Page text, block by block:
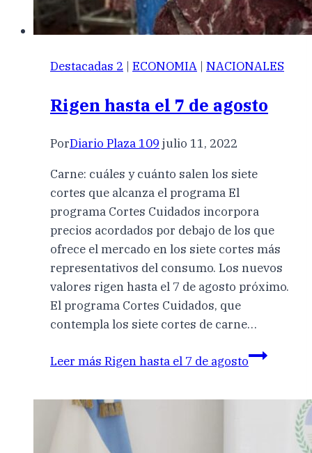
Destacadas 2 | ECONOMIA | NACIONALES
Rigen hasta el 7 de agosto
PorDiario Plaza 109 julio 11, 2022
Carne: cuáles y cuánto salen los siete
cortes que alcanza el programa El
programa Cortes Cuidados incorpora
precios acordados por debajo de los que
ofrece el mercado en los siete cortes más
representativos del consumo. Los nuevos
valores rigen hasta el 7 de agosto próximo.
El programa Cortes Cuidados, que
contempla los siete cortes de carne…
Leer más Rigen hasta el 7 de agosto